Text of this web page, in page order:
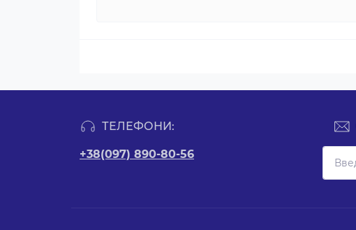
ТЕЛЕФОНИ:
+38(097) 890-80-56